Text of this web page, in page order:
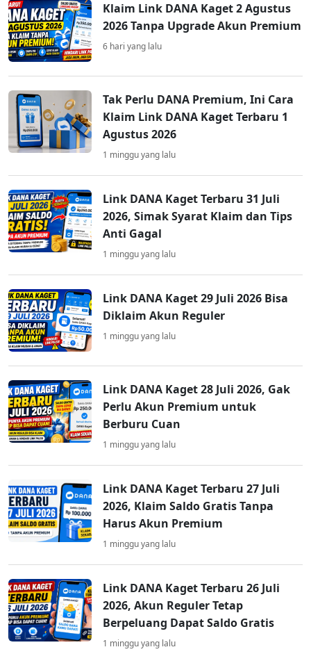
Klaim Link DANA Kaget 2 Agustus
2026 Tanpa Upgrade Akun Premium
6 hari yang lalu
Tak Perlu DANA Premium, Ini Cara
Klaim Link DANA Kaget Terbaru 1
Agustus 2026
1 minggu yang lalu
Link DANA Kaget Terbaru 31 Juli
2026, Simak Syarat Klaim dan Tips
Anti Gagal
1 minggu yang lalu
Link DANA Kaget 29 Juli 2026 Bisa
Diklaim Akun Reguler
1 minggu yang lalu
Link DANA Kaget 28 Juli 2026, Gak
Perlu Akun Premium untuk
Berburu Cuan
1 minggu yang lalu
Link DANA Kaget Terbaru 27 Juli
2026, Klaim Saldo Gratis Tanpa
Harus Akun Premium
1 minggu yang lalu
Link DANA Kaget Terbaru 26 Juli
2026, Akun Reguler Tetap
Berpeluang Dapat Saldo Gratis
1 minggu yang lalu